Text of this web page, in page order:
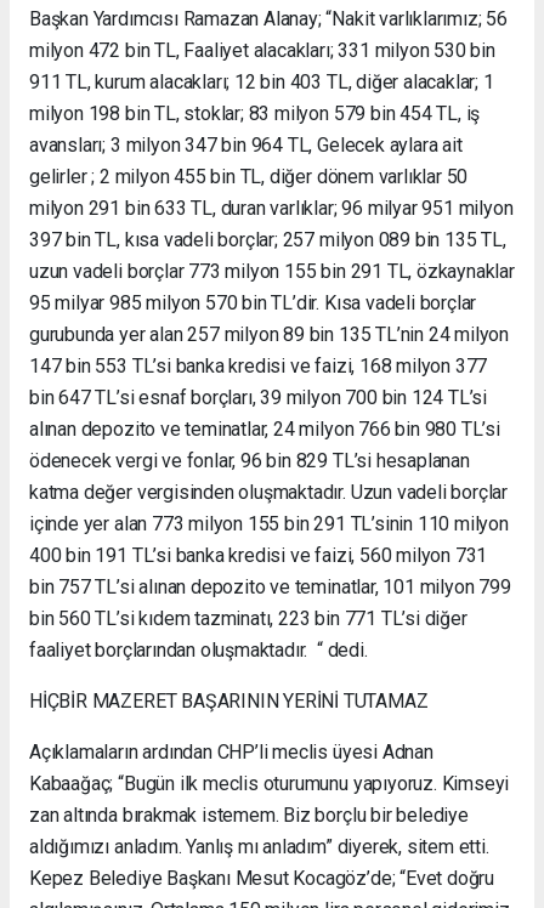
Başkan Yardımcısı Ramazan Alanay; “Nakit varlıklarımız; 56
milyon 472 bin TL, Faaliyet alacakları; 331 milyon 530 bin
911 TL, kurum alacakları; 12 bin 403 TL, diğer alacaklar; 1
milyon 198 bin TL, stoklar; 83 milyon 579 bin 454 TL, iş
avansları; 3 milyon 347 bin 964 TL, Gelecek aylara ait
gelirler ; 2 milyon 455 bin TL, diğer dönem varlıklar 50
milyon 291 bin 633 TL, duran varlıklar; 96 milyar 951 milyon
397 bin TL, kısa vadeli borçlar; 257 milyon 089 bin 135 TL,
uzun vadeli borçlar 773 milyon 155 bin 291 TL, özkaynaklar
95 milyar 985 milyon 570 bin TL’dir. Kısa vadeli borçlar
gurubunda yer alan 257 milyon 89 bin 135 TL’nin 24 milyon
147 bin 553 TL’si banka kredisi ve faizi, 168 milyon 377
bin 647 TL’si esnaf borçları, 39 milyon 700 bin 124 TL’si
alınan depozito ve teminatlar, 24 milyon 766 bin 980 TL’si
ödenecek vergi ve fonlar, 96 bin 829 TL’si hesaplanan
katma değer vergisinden oluşmaktadır. Uzun vadeli borçlar
içinde yer alan 773 milyon 155 bin 291 TL’sinin 110 milyon
400 bin 191 TL’si banka kredisi ve faizi, 560 milyon 731
bin 757 TL’si alınan depozito ve teminatlar, 101 milyon 799
bin 560 TL’si kıdem tazminatı, 223 bin 771 TL’si diğer
faaliyet borçlarından oluşmaktadır. “ dedi.
HİÇBİR MAZERET BAŞARININ YERİNİ TUTAMAZ
Açıklamaların ardından CHP’li meclis üyesi Adnan
Kabaağaç; “Bugün ilk meclis oturumunu yapıyoruz. Kimseyi
zan altında bırakmak istemem. Biz borçlu bir belediye
aldığımızı anladım. Yanlış mı anladım” diyerek, sitem etti.
Kepez Belediye Başkanı Mesut Kocagöz’de; “Evet doğru